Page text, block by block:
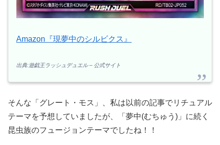
Amazon『現夢中のシルビクス』
出典:遊戯王ラッシュデュエル – 公式サイト
そんな「グレート・モス」、私は以前の記事でリチュアル
テーマを予想していましたが、「夢中(むちゅう)」に続く
昆虫族のフュージョンテーマでしたね！！